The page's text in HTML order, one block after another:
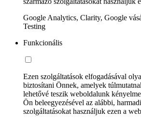
Google Analytics, Clarity, Google
Testing
Funkcionális
Ezen szolgáltatások elfogadásával
biztosítani Önnek, amelyek
lehetővé teszik weboldalunk
Ön beleegyezésével az alábbi,
szolgáltatásokat használjuk ezen a